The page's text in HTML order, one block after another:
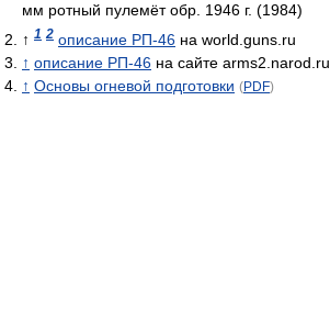
мм ротный пулемёт обр. 1946 г. (1984)
↑ 1 2 описание РП-46 на world.guns.ru
↑ описание РП-46 на сайте arms2.narod.ru
↑ Основы огневой подготовки (PDF)